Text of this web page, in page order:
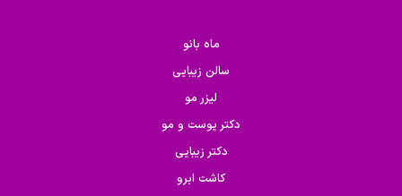
ماه بانو
سالن زیبایی
لیزر مو
دکتر پوست و مو
دکتر زیبایی
کاشت ابرو